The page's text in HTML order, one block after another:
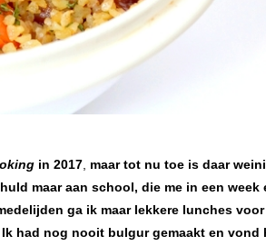
in 2017 maar tot nu toe is daar
maar aan school, die me in een week
ga ik maar lekkere lunches voor
had nog nooit bulgur gemaakt en vond